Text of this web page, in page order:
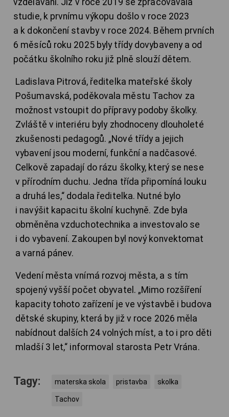
studie, k prvnímu výkopu došlo v roce 2023
a k dokončení stavby v roce 2024. Během prvních
6 měsíců roku 2025 byly třídy dovybaveny a od
počátku školního roku již plně slouží dětem.
Ladislava Pitrová, ředitelka mateřské školy
Pošumavská, poděkovala městu Tachov za
možnost vstoupit do přípravy podoby školky.
Zvláště v interiéru byly zhodnoceny dlouholeté
zkušenosti pedagogů. „Nové třídy a jejich
vybavení jsou moderní, funkční a nadčasové.
Celkově zapadají do rázu školky, který se nese
v přírodním duchu. Jedna třída připomíná louku
a druhá les,“ dodala ředitelka. Nutné bylo
i navýšit kapacitu školní kuchyně. Zde byla
obměněna vzduchotechnika a investovalo se
i do vybavení. Zakoupen byl nový konvektomat
a varná pánev.
Vedení města vnímá rozvoj města, a s tím
spojený vyšší počet obyvatel. „Mimo rozšíření
kapacity tohoto zařízení je ve výstavbě i budova
dětské skupiny, která by již v roce 2026 měla
nabídnout dalších 24 volných míst, a to i pro děti
mladší 3 let,“ informoval starosta Petr Vrána.
Tagy: materska skola pristavba skolka
Tachov